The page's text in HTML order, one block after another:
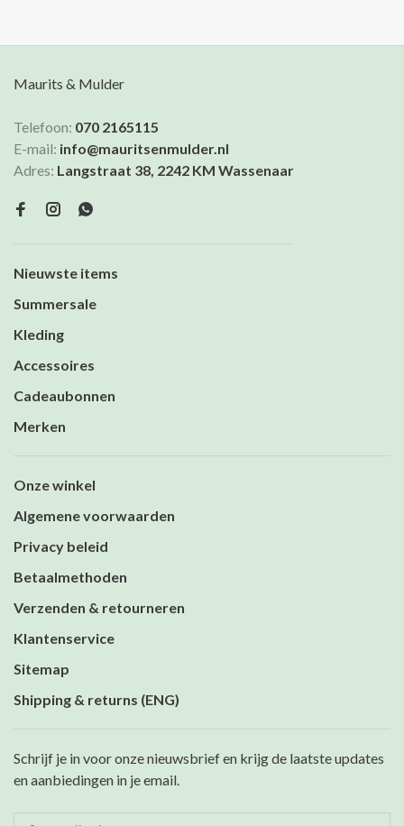
Maurits & Mulder
Telefoon: 070 2165115
E-mail: info@mauritsenmulder.nl
Adres: Langstraat 38, 2242 KM Wassenaar
Nieuwste items
Summersale
Kleding
Accessoires
Cadeaubonnen
Merken
Onze winkel
Algemene voorwaarden
Privacy beleid
Betaalmethoden
Verzenden & retourneren
Klantenservice
Sitemap
Shipping & returns (ENG)
Schrijf je in voor onze nieuwsbrief en krijg de laatste updates
en aanbiedingen in je email.